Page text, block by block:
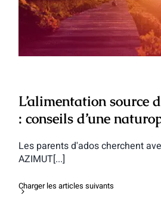
conseils d’une
L’alimentation source
: conseils d’une
Les parents d'ados cherchent
AZIMUT[...]
Charger les articles suivants